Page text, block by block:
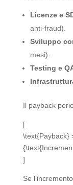
Licenze e
anti‑fraud).
Sviluppo
mesi).
Testing e
Il payback
[
\text{Payback}
]
Se